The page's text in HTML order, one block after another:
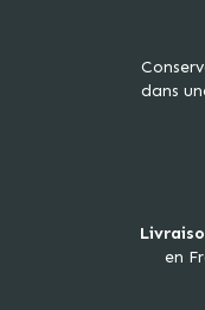
dans
en